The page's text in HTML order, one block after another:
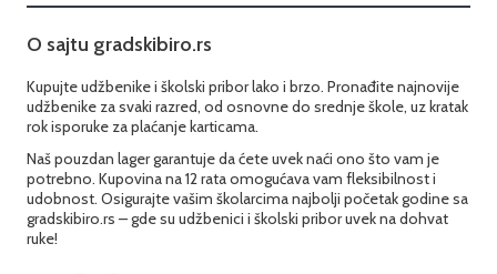
O sajtu gradskibiro.rs
Kupujte udžbenike i školski pribor lako i brzo. Pronađite najnovije
udžbenike za svaki razred, od osnovne do srednje škole, uz kratak
rok isporuke za plaćanje karticama.
Naš pouzdan lager garantuje da ćete uvek naći ono što vam je
potrebno. Kupovina na 12 rata omogućava vam fleksibilnost i
udobnost. Osigurajte vašim školarcima najbolji početak godine sa
gradskibiro.rs – gde su udžbenici i školski pribor uvek na dohvat
ruke!